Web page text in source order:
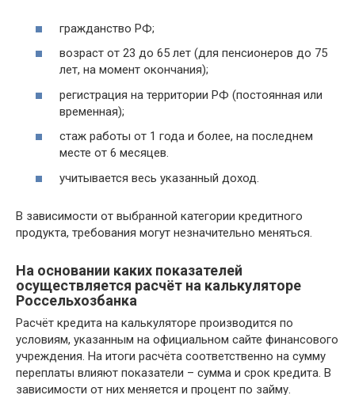
гражданство РФ;
возраст от 23 до 65 лет (для пенсионеров до 75
лет, на момент окончания);
регистрация на территории РФ (постоянная или
временная);
стаж работы от 1 года и более, на последнем
месте от 6 месяцев.
учитывается весь указанный доход.
В зависимости от выбранной категории кредитного
продукта, требования могут незначительно меняться.
На основании каких показателей
осуществляется расчёт на калькуляторе
Россельхозбанка
Расчёт кредита на калькуляторе производится по
условиям, указанным на официальном сайте финансового
учреждения. На итоги расчёта соответственно на сумму
переплаты влияют показатели – сумма и срок кредита. В
зависимости от них меняется и процент по займу.